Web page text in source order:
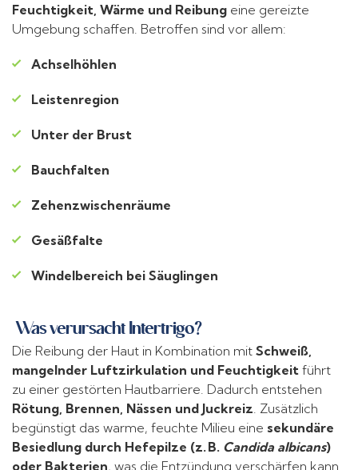
Feuchtigkeit, Wärme und Reibung eine gereizte
Umgebung schaffen. Betroffen sind vor allem:
Achselhöhlen
Leistenregion
Unter der Brust
Bauchfalten
Zehenzwischenräume
Gesäßfalte
Windelbereich bei Säuglingen
Was verursacht Intertrigo?
Die Reibung der Haut in Kombination mit Schweiß,
mangelnder Luftzirkulation und Feuchtigkeit führt
zu einer gestörten Hautbarriere. Dadurch entstehen
Rötung, Brennen, Nässen und Juckreiz. Zusätzlich
begünstigt das warme, feuchte Milieu eine sekundäre
Besiedlung durch Hefepilze (z. B. Candida albicans)
oder Bakterien, was die Entzündung verschärfen kann.